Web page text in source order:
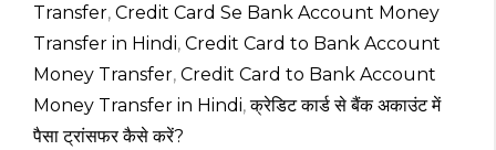
Transfer, Credit Card Se Bank Account Money
Transfer in Hindi, Credit Card to Bank Account
Money Transfer, Credit Card to Bank Account
Money Transfer in Hindi,क्रेडिट कार्ड से बैंक अकाउंट में
पैसा ट्रांसफर कैसे करें?